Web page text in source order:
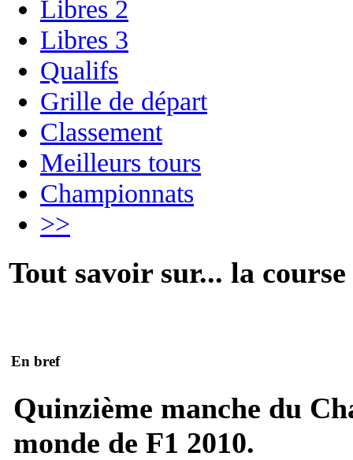
Libres 2
Libres 3
Qualifs
Grille de départ
Classement
Meilleurs tours
Championnats
>>
Tout savoir sur... la course
En bref
Quinzième manche du
monde de F1 2010.